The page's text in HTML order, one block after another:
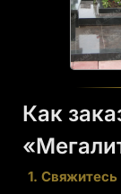
Как
1.